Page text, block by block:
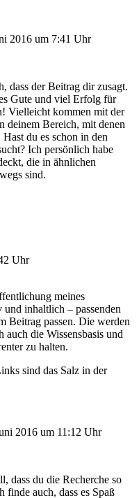
2016 um 7:41 Uhr
dass der Beitrag dir zusagt.
Gute und viel Erfolg für
Vielleicht kommen mit der
deinem Bereich, mit denen
du es schon in den
Ich persönlich habe
die in ähnlichen
sind.
Uhr
meines
inhaltlich – passenden
Beitrag passen. Die werden
die Wissensbasis und
zu halten.
sind das Salz in der
2016 um 11:12 Uhr
dass du die Recherche so
finde auch, dass es Spaß